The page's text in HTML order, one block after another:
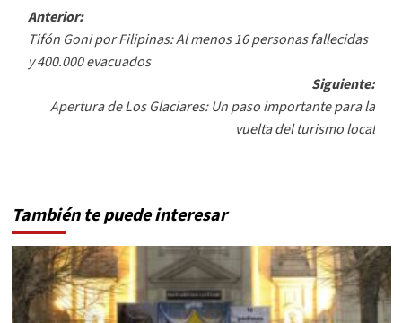
Navegación
de
entradas
Anterior:
Tifón Goni por Filipinas: Al menos 16 personas fallecidas
y 400.000 evacuados
Siguiente:
Apertura de Los Glaciares: Un paso importante para la
vuelta del turismo local
También te puede interesar